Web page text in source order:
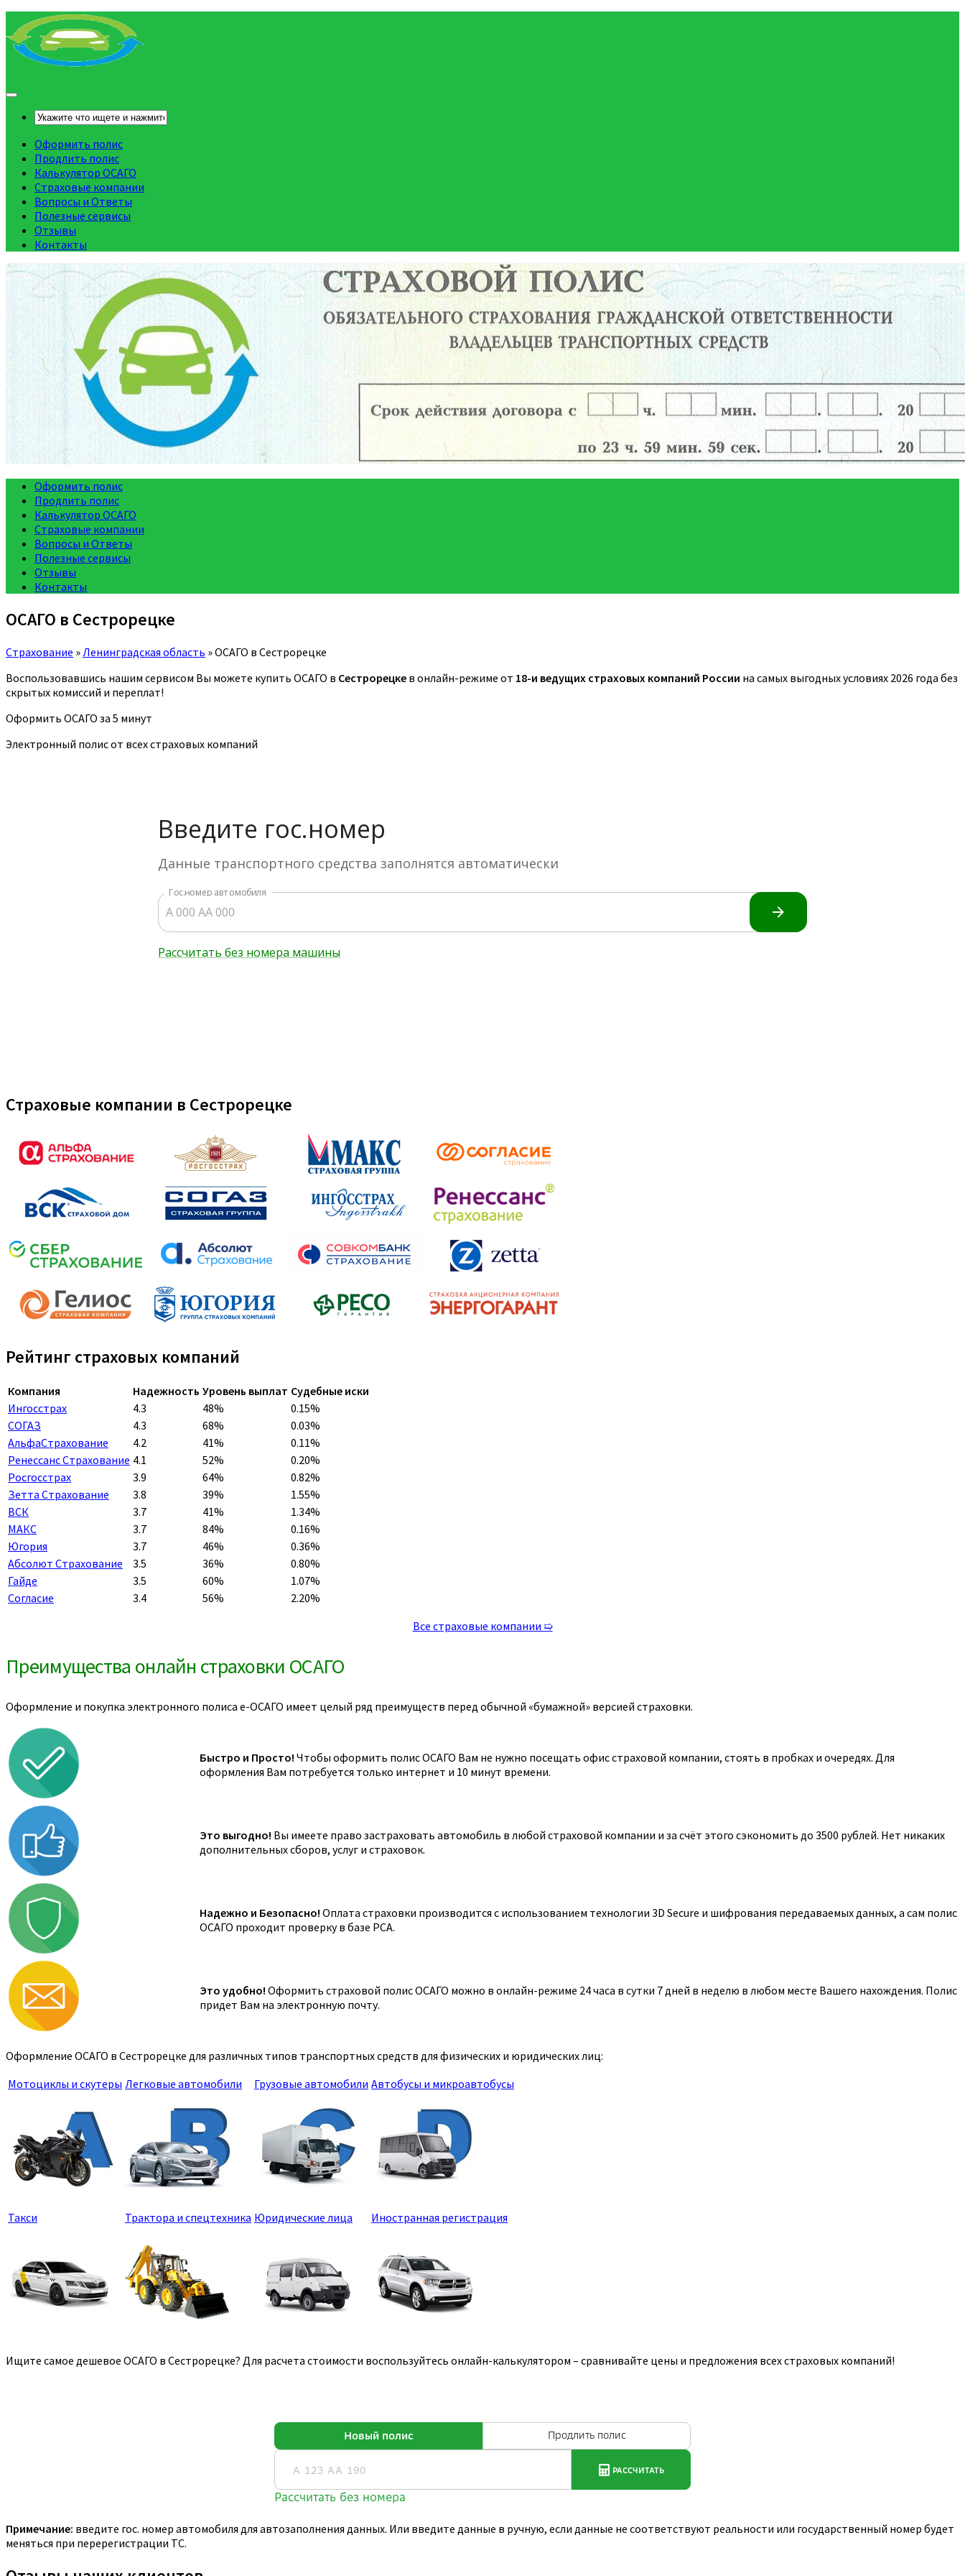
Оформить полис
Продлить полис
Калькулятор ОСАГО
Страховые компании
Вопросы и Ответы
Полезные сервисы
Отзывы
Контакты
Оформить полис
Продлить полис
Калькулятор ОСАГО
Страховые компании
Вопросы и Ответы
Полезные сервисы
Отзывы
Контакты
ОСАГО в Сестрорецке
Страхование » Ленинградская область »ОСАГО в Сестрорецке
Воспользовавшись нашим сервисом Вы можете купить ОСАГО в Сестрорецке в онлайн-режиме от 18-и ведущих страховых компаний России на самых выгодных условиях 2026 года без
скрытых комиссий и переплат!
Оформить ОСАГО за 5 минут
Электронный полис от всех страховых компаний
Страховые компании в Сестрорецке
Рейтинг страховых компаний
Компания Надежность Уровень выплат Судебные иски
Ингосстрах
4.3 48%
0.15%
СОГАЗ
4.3 68%
0.03%
АльфаСтрахование
4.2 41%
0.11%
Ренессанс Страхование 4.1 52%
0.20%
Росгосстрах
3.9 64%
0.82%
Зетта Страхование
3.8 39%
1.55%
ВСК
3.7 41%
1.34%
МАКС
3.7 84%
0.16%
Югория
3.7 46%
0.36%
Абсолют Страхование
3.5 36%
0.80%
Гайде
3.5 60%
1.07%
Согласие
3.4 56%
2.20%
Все страховые компании ➯
Преимущества онлайн страховки ОСАГО
Оформление и покупка электронного полиса е-ОСАГО имеет целый ряд преимуществ перед обычной «бумажной» версией страховки.
Быстро и Просто! Чтобы оформить полис ОСАГО Вам не нужно посещать офис страховой компании, стоять в пробках и очередях. Для
оформления Вам потребуется только интернет и 10 минут времени.
Это выгодно! Вы имеете право застраховать автомобиль в любой страховой компании и за счёт этого сэкономить до 3500 рублей. Нет никаких
дополнительных сборов, услуг и страховок.
Надежно и Безопасно! Оплата страховки производится с использованием технологии 3D Secure и шифрования передаваемых данных, а сам полис
ОСАГО проходит проверку в базе РСА.
Это удобно! Оформить страховой полис ОСАГО можно в онлайн-режиме 24 часа в сутки 7 дней в неделю в любом месте Вашего нахождения. Полис
придет Вам на электронную почту.
Оформление ОСАГО в Сестрорецке для различных типов транспортных средств для физических и юридических лиц:
Мотоциклы и скутеры Легковые автомобили Грузовые автомобили Автобусы и микроавтобусы
Такси Трактора и спецтехника Юридические лица Иностранная регистрация
Ищите самое дешевое ОСАГО в Сестрорецке? Для расчета стоимости воспользуйтесь онлайн-калькулятором – сравнивайте цены и предложения всех страховых компаний!
Примечание: введите гос. номер автомобиля для автозаполнения данных. Или введите данные в ручную, если данные не соответствуют реальности или государственный номер будет
меняться при перерегистрации ТС.